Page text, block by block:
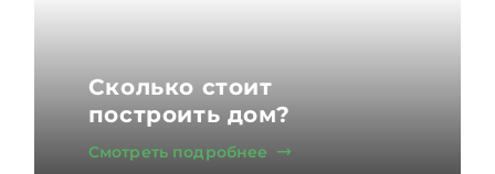
Сколько стоит
построить дом?
Смотреть подробнее